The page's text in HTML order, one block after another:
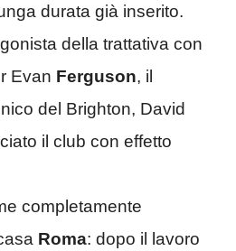
durata già inserito.
della trattativa con
Evan Ferguson, il
del Brighton, David
il club con effetto
completamente
Roma: dopo il lavoro